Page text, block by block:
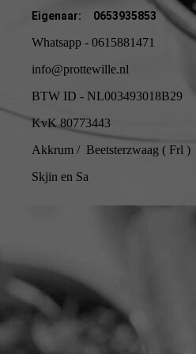
Eigenaar: 0653935853
Whatsapp - 0615881471
info@prottewille.nl
BTW ID - NL003493018B29
KvK 80773443
Akkrum / Beetsterzwaag ( Frl )
Skjin en Sa